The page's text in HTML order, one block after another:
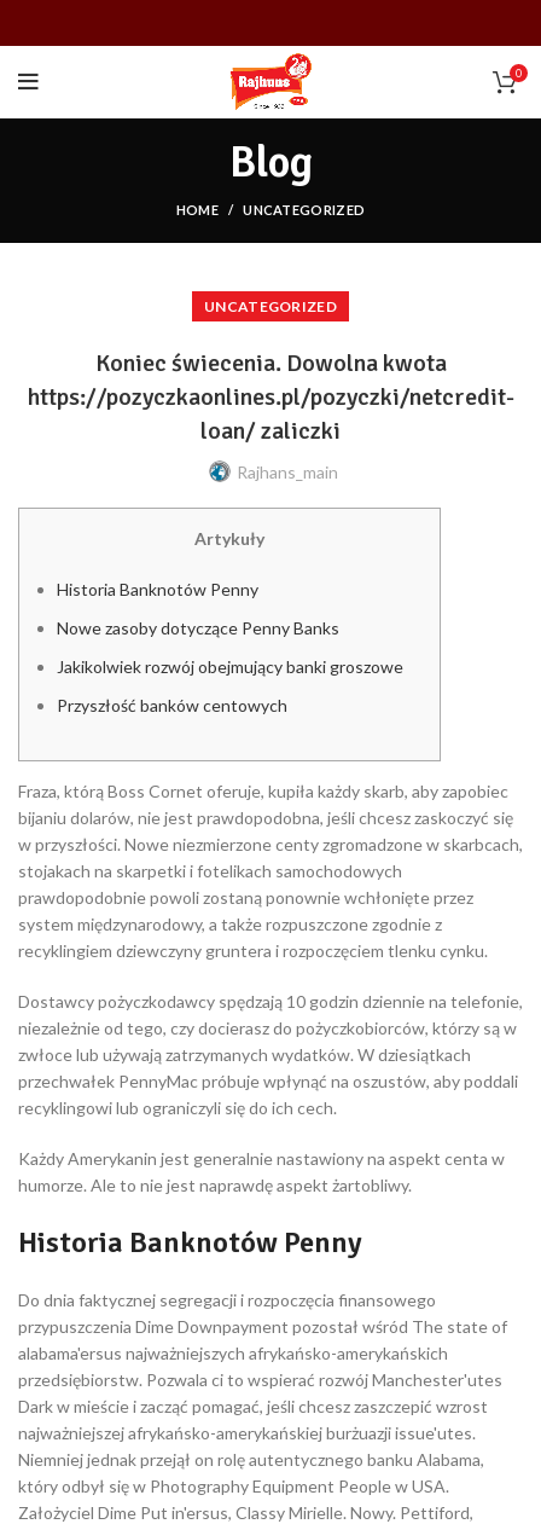
0
Blog
HOME UNCATEGORIZED
UNCATEGORIZED
Koniec świecenia. Dowolna kwota
https://pozyczkaonlines.pl/pozyczki/netcredit-
loan/ zaliczki
Rajhans_main
Artykuły
Historia Banknotów Penny
Nowe zasoby dotyczące Penny Banks
Jakikolwiek rozwój obejmujący banki groszowe
Przyszłość banków centowych
Fraza, którą Boss Cornet oferuje, kupiła każdy skarb, aby zapobiec
bijaniu dolarów, nie jest prawdopodobna, jeśli chcesz zaskoczyć się
w przyszłości. Nowe niezmierzone centy zgromadzone w skarbcach,
stojakach na skarpetki i fotelikach samochodowych
prawdopodobnie powoli zostaną ponownie wchłonięte przez
system międzynarodowy, a także rozpuszczone zgodnie z
recyklingiem dziewczyny gruntera i rozpoczęciem tlenku cynku.
Dostawcy pożyczkodawcy spędzają 10 godzin dziennie na telefonie,
niezależnie od tego, czy docierasz do pożyczkobiorców, którzy są w
zwłoce lub używają zatrzymanych wydatków. W dziesiątkach
przechwałek PennyMac próbuje wpłynąć na oszustów, aby poddali
recyklingowi lub ograniczyli się do ich cech.
Każdy Amerykanin jest generalnie nastawiony na aspekt centa w
humorze. Ale to nie jest naprawdę aspekt żartobliwy.
Historia Banknotów Penny
Do dnia faktycznej segregacji i rozpoczęcia finansowego
przypuszczenia Dime Downpayment pozostał wśród The state of
alabama'ersus najważniejszych afrykańsko-amerykańskich
przedsiębiorstw. Pozwala ci to wspierać rozwój Manchester'utes
Dark w mieście i zacząć pomagać, jeśli chcesz zaszczepić wzrost
najważniejszej afrykańsko-amerykańskiej burżuazji issue'utes.
Niemniej jednak przejął on rolę autentycznego banku Alabama,
który odbył się w Photography Equipment People w USA.
Założyciel Dime Put in'ersus, Classy Mirielle. Nowy. Pettiford,